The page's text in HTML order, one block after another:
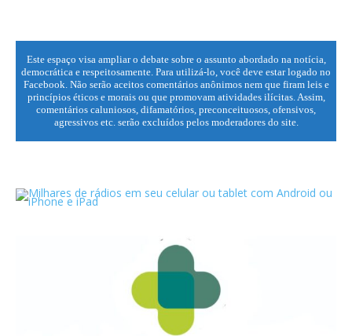
Este espaço visa ampliar o debate sobre o assunto abordado na notícia,
democrática e respeitosamente. Para utilizá-lo, você deve estar logado no
Facebook. Não serão aceitos comentários anônimos nem que firam leis e
princípios éticos e morais ou que promovam atividades ilícitas. Assim,
comentários caluniosos, difamatórios, preconceituosos, ofensivos,
agressivos etc. serão excluídos pelos moderadores do site.